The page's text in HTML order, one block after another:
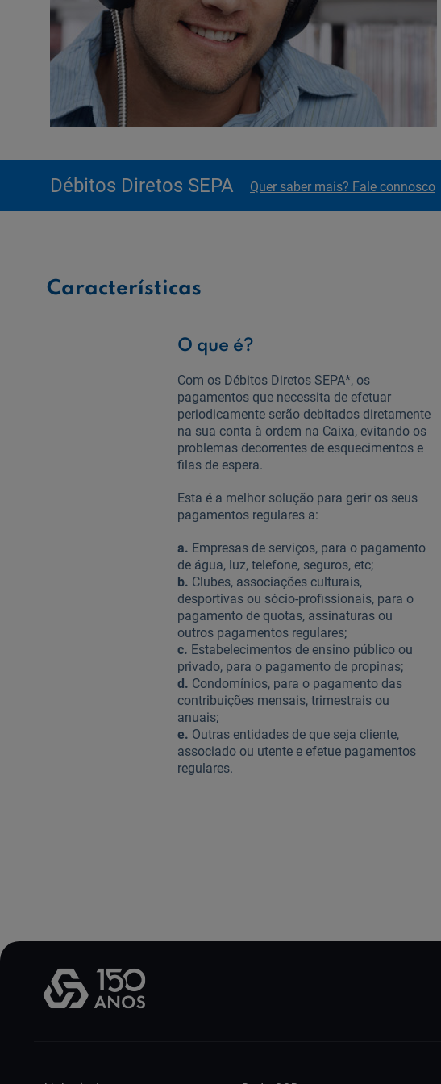
Débitos Diretos SEPA Quer saber mais? Fale connosco
Características
O que é?
Com os Débitos Diretos SEPA*, os
pagamentos que necessita de efetuar
periodicamente serão debitados diretamente
na sua conta à ordem na Caixa, evitando os
problemas decorrentes de esquecimentos e
filas de espera.
Esta é a melhor solução para gerir os seus
pagamentos regulares a:
a. Empresas de serviços, para o pagamento
de água, luz, telefone, seguros, etc;
b. Clubes, associações culturais,
desportivas ou sócio-profissionais, para o
pagamento de quotas, assinaturas ou
outros pagamentos regulares;
c. Estabelecimentos de ensino público ou
privado, para o pagamento de propinas;
d. Condomínios, para o pagamento das
contribuições mensais, trimestrais ou
anuais;
e. Outras entidades de que seja cliente,
associado ou utente e efetue pagamentos
regulares.